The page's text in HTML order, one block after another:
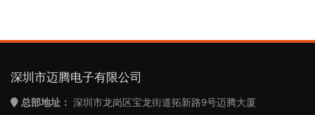
深圳市迈腾电子有限公司
总部地址： 深圳市龙岗区宝龙街道拓新路9号迈腾大厦